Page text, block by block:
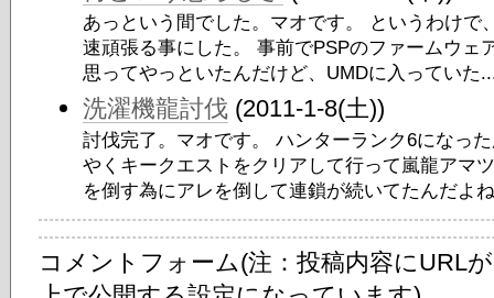
あっという間でした。マオです。 というわけで
速頑張る事にした。 事前でPSPのファームウェ
思ってやっといたんだけど、UMDに入っていた
洗濯機龍討伐 (2011-1-8(土))
討伐完了。マオです。 ハンターランク6になっ
やくキークエストをクリアして行って嵐龍アマ
を倒す為にアレを倒して連鎖が続いてたんだよ
コメントフォーム(注：投稿内容にURL